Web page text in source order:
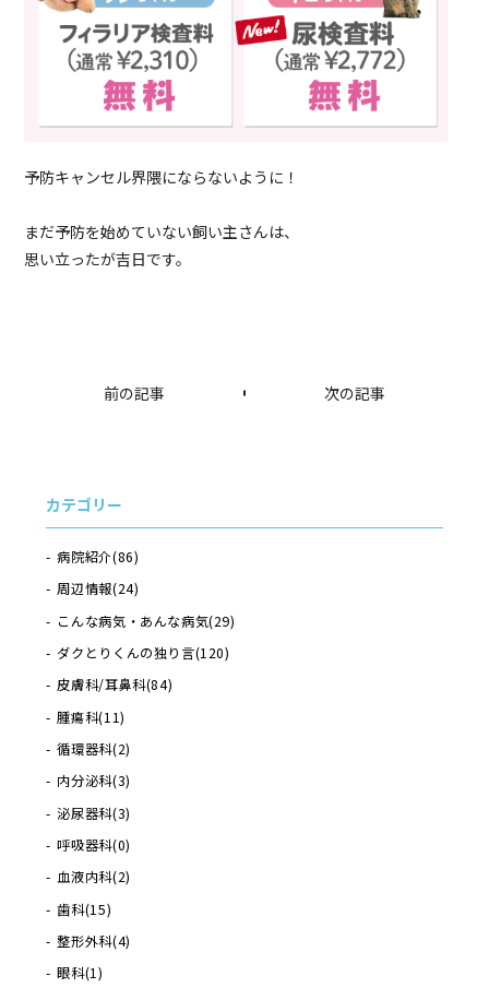
予防キャンセル界隈にならないように！
まだ予防を始めていない飼い主さんは、
思い立ったが吉日です。
前の記事 次の記事
カテゴリー
病院紹介(86)
周辺情報(24)
こんな病気・あんな病気(29)
ダクとりくんの独り言(120)
皮膚科/耳鼻科(84)
腫瘍科(11)
循環器科(2)
内分泌科(3)
泌尿器科(3)
呼吸器科(0)
血液内科(2)
歯科(15)
整形外科(4)
眼科(1)